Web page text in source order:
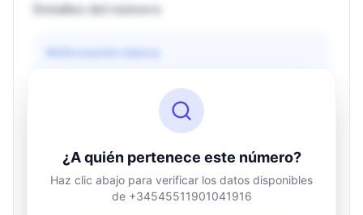
Detalles del número
Información básica
Información de ubicación
¿A quién pertenece este número?
Haz clic abajo para verificar los datos disponibles
de +34545511901041916